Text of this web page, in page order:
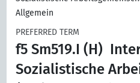
Allgemein
PREFERRED TERM
f5 Sm519.I (H)
Sozialistische